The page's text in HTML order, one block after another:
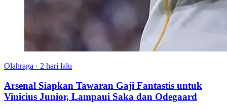
Olahraga · 2 hari lalu
Arsenal Siapkan Tawaran Gaji Fantastis untuk
Vinicius Junior, Lampaui Saka dan Odegaard